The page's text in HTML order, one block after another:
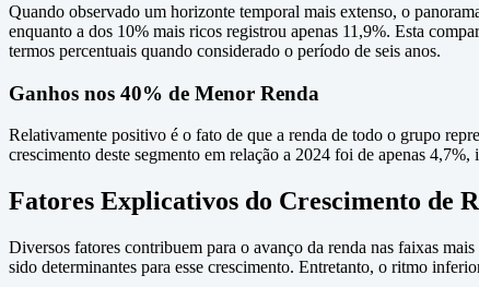
Quando observado um horizonte temporal mais extenso, o
enquanto a dos 10% mais ricos registrou apenas 11,9%. Esta
termos percentuais quando considerado o período de seis anos.
Ganhos nos 40% de Menor Renda
Relativamente positivo é o fato de que a renda de todo o grupo
crescimento deste segmento em relação a 2024 foi de apenas
Fatores Explicativos do Crescimento de
Diversos fatores contribuem para o avanço da renda nas faixas
sido determinantes para esse crescimento. Entretanto, o ritmo